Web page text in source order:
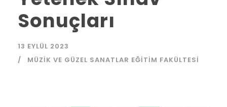
Sonuçları
13 EYLÜL 2023
MÜZIK VE GÜZEL SANATLAR EĞITIM FAKÜLTESI